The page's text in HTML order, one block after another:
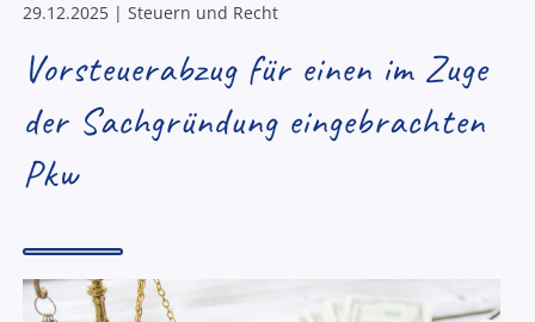
29.12.2025 | Steuern und Recht
Vorsteuerabzug für einen im Zuge
der Sachgründung eingebrachten
Pkw